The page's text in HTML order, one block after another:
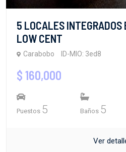
5 LOCALES INTEGRADOS
LOW CENT
Carabobo ID-MIO: 3ed8
$ 160,000
Puestos 5 Baños 5
Ver